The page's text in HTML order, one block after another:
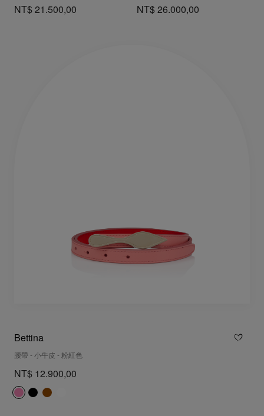
NT$ 21.500,00 NT$ 26.000,00
Bettina
腰帶 - 小牛皮 - 粉紅色
NT$ 12.900,00